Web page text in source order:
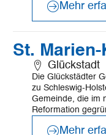
Mehr
St.
Glückstadt
Die Glückstädter
zu Schleswig-
Gemeinde, die im
Reformation
Mehr
erfahren
Mehr